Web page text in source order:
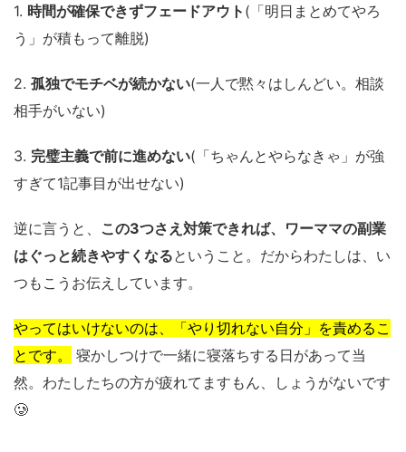
1. 時間が確保できずフェードアウト (「明日まとめてやろ
う」が積もって離脱)
2. 孤独でモチベが続かない(一人で黙々はしんどい。相談
相手がいない)
3. 完璧主義で前に進めない(「ちゃんとやらなきゃ」が強
すぎて1記事目が出せない)
逆に言うと、 この3つさえ対策できれば、ワーママの副業
はぐっと続きやすくなるということ。だからわたしは、い
つもこうお伝えしています。
やってはいけないのは、「やり切れない自分」を責めるこ
とです。
寝かしつけで一緒に寝落ちする日があって当
然。わたしたちの方が疲れてますもん、しょうがないです
🥲